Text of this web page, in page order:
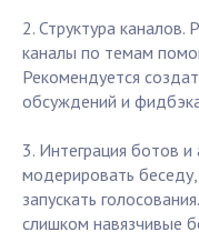
2. Структура каналов.
каналы по темам
Рекомендуется
обсуждений и
3. Интеграция ботов
модерировать
запускать
слишком навязчивые